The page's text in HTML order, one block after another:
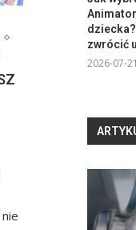
zwrócić
2026-07-21